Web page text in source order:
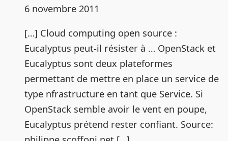
6 novembre 2011
[…] Cloud computing open source :
Eucalyptus peut-il résister à … OpenStack et
Eucalyptus sont deux plateformes
permettant de mettre en place un service de
type nfrastructure en tant que Service. Si
OpenStack semble avoir le vent en poupe,
Eucalyptus prétend rester confiant. Source: